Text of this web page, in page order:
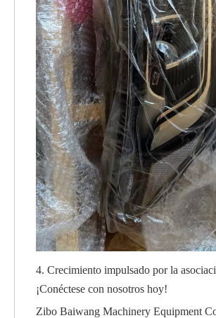
4. Crecimiento impulsado por la
¡Conéctese con nosotros hoy!
Zibo Baiwang Machinery Equipment